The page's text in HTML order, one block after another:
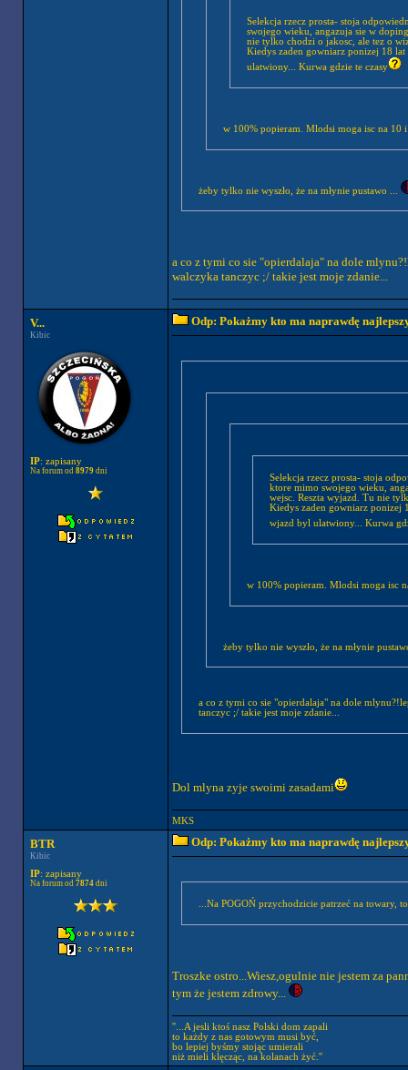
Selekcja rzecz prosta- stoja
swojego wieku, angazuja sie w
nie tylko chodzi o jakosc, ale tez o
Kiedys zaden gowniarz ponizej 18
ulatwiony... Kurwa gdzie te czasy
w 100% popieram. Mlodsi moga isc na 10
żeby tylko nie wyszło, że na młynie pustawo ...
a co z tymi co sie "opierdalaja" na dole
walczyka tanczyc ;/ takie jest moje zdanie...
V...
Kibic
IP: zapisany
Na forum od 8979dni
Odp: Pokażmy kto ma naprawdę
Selekcja rzecz prosta- stoja
ktore mimo swojego wieku,
wejsc. Reszta wyjazd. Tu nie
Kiedys zaden gowniarz ponizej
wjazd byl ulatwiony... Kurwa
w 100% popieram. Mlodsi moga isc
żeby tylko nie wyszło, że na młynie
a co z tymi co sie "opierdalaja" na dole
tanczyc ;/ takie jest moje zdanie...
Dol mlyna zyje swoimi zasadami
MKS
BTR
Kibic
IP: zapisany
Na forum od 7874dni
Odp: Pokażmy kto ma naprawdę
...Na POGOŃ przychodzicie patrzeć na
Troszke ostro...Wiesz,ogulnie nie jestem za
tym że jestem zdrowy...
''...A jesli ktoś nasz Polski dom zapali
to każdy z nas gotowym musi być,
bo lepiej byśmy stojąc umierali
niż mieli klęcząc, na kolanach żyć.''